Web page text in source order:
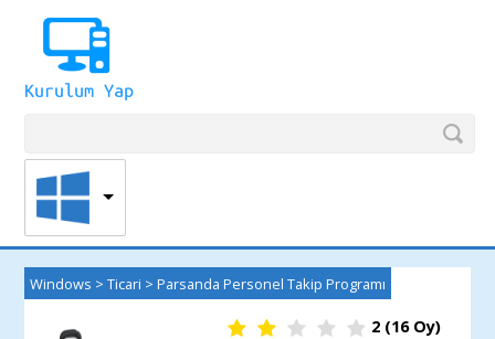
Windows >Ticari >Parsanda Personel Takip Programı
2(16Oy)